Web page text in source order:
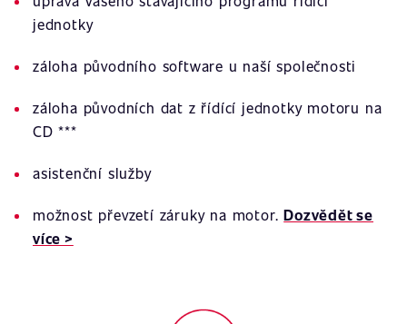
jednotky
záloha původního software u naší společnosti
záloha původních dat z řídící jednotky motoru na
CD ***
asistenční služby
možnost převzetí záruky na motor.Dozvědět se
více >